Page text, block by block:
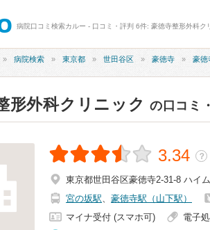
病院口コミ検索カルー - 口コミ・評判 6件: 豪徳寺整形外科ク
病院検索 東京都 世田谷区 豪徳寺 豪徳
形外科クリニック の口コミ
3.34 ？
東京都世田谷区豪徳寺2-31-8 ハイ
宮の坂駅、 豪徳寺駅（山下駅）
マイナ受付 (スマホ可)
電子